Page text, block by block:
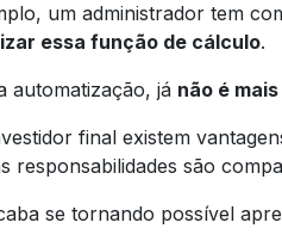
um administrador tem
essa função de cálculo.
automatização, já não é
final existem
responsabilidades são
se tornando possível